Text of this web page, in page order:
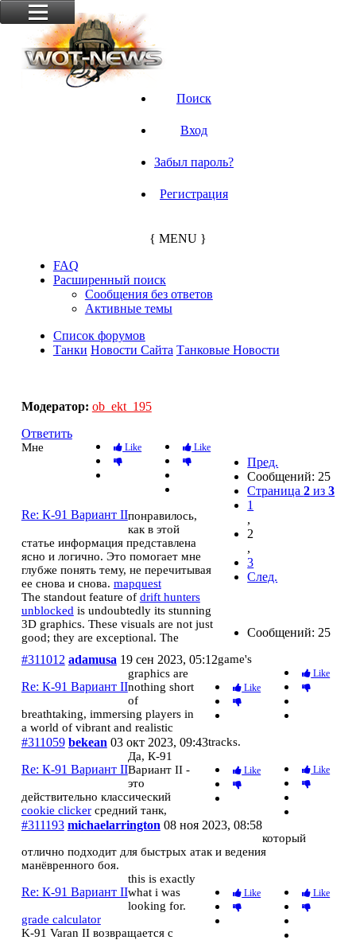
Поиск
Вход
Забыл пароль?
Регистрация
{ MENU }
FAQ
Расширенный поиск
Сообщения без ответов
Активные темы
Список форумов
Танки Новости Сайта Танковые Новости
Модератор: ob_ekt_195
Пред.
Сообщений: 25
Страница2 из3
1
,
2
,
3
След.
Сообщений: 25
Ответить
Like
Like
Re: К-91 Вариант II
#311012 adamusa 19 сен 2023, 05:12
Мне
понравилось,
как в этой
статье информация представлена ​​
ясно и логично. Это помогает мне
глубже понять тему, не перечитывая
ее снова и снова. mapquest
Like
Like
Re: К-91 Вариант II
#311059 bekean 03 окт 2023, 09:43
The standout feature of drift hunters
unblocked is undoubtedly its stunning
3D graphics. These visuals are not just
good; they are exceptional. The
game's
graphics are
nothing short
of
breathtaking, immersing players in
a world of vibrant and realistic
tracks.
Like
Like
Re: К-91 Вариант II
#311193 michaelarrington 08 ноя 2023, 08:58
Да, К-91
Вариант II -
это
действительно классический
cookie clickerсредний танк,
который
отлично подходит для быстрых атак и ведения
манёвренного боя.
Like
Like
Re: К-91 Вариант II
this is exactly
what i was
looking for.
grade calculator
K-91 Varan II возвращается с